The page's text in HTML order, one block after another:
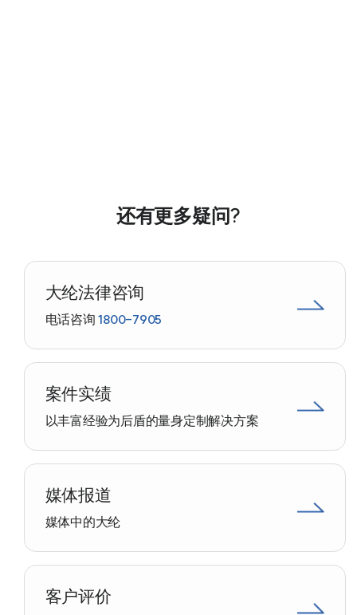
法律博客
通讯/宣传册
研讨会
大纶法律咨询预约
法律咨询预约
集体诉讼申请
还有更多疑问?
大纶法律咨询
电话咨询 1800-7905
案件实绩
以丰富经验为后盾的量身定制解决方案
媒体报道
媒体中的大纶
客户评价